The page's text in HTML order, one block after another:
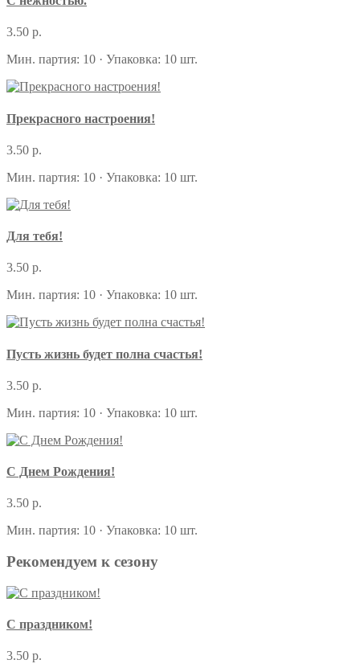
3.50 р.
Мин. партия: 10 · Упаковка: 10 шт.
Прекрасного настроения!
3.50 р.
Мин. партия: 10 · Упаковка: 10 шт.
Для тебя!
3.50 р.
Мин. партия: 10 · Упаковка: 10 шт.
Пусть жизнь будет полна счастья!
3.50 р.
Мин. партия: 10 · Упаковка: 10 шт.
С Днем Рождения!
3.50 р.
Мин. партия: 10 · Упаковка: 10 шт.
Рекомендуем к сезону
С праздником!
3.50 р.